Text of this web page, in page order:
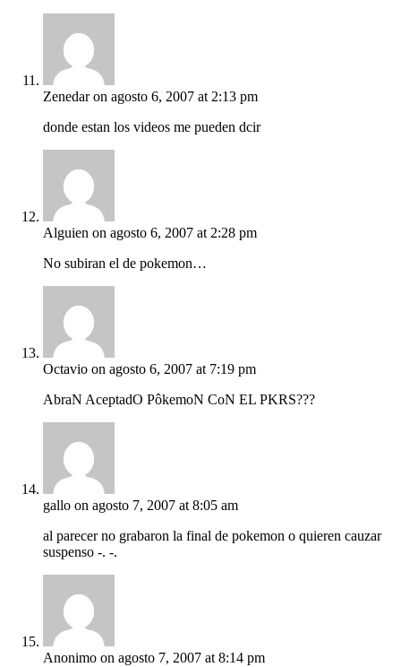
Zenedar on agosto 6, 2007 at 2:13 pm
donde estan los videos me pueden dcir
Alguien on agosto 6, 2007 at 2:28 pm
No subiran el de pokemon…
Octavio on agosto 6, 2007 at 7:19 pm
AbraN AceptadO PôkemoN CoN EL PKRS???
gallo on agosto 7, 2007 at 8:05 am
al parecer no grabaron la final de pokemon o quieren cauzar
suspenso -. -.
Anonimo on agosto 7, 2007 at 8:14 pm